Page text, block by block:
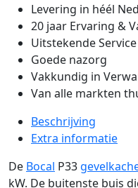
Levering in héél
20 jaar Ervaring &
Uitstekende Service
Goede nazorg
Vakkundig in
Van alle markten
Beschrijving
Extra informatie
De Bocal P33
kW. De buitenste buis